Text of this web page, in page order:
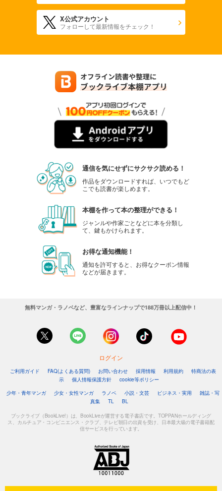
X公式アカウント
フォローして最新情報をチェック！
通信を気にせずにサクサク読める！
作品をダウンロードすれば、いつでもど
こでも読書が楽しめます。
本棚を作って本の整理ができる！
ジャンルや作家ごとなどに本を分類し
て、鍵もかけられます。
お得な通知機能！
通知を許可すると、お得なクーポン情報
などが届きます。
無料マンガ・ラノベなど、豊富なラインナップで188万冊以上配信中！
ログイン
ご利用ガイド FAQ(よくある質問) お問い合わせ 採用情報 利用規約
特商法の表
示
個人情報保護方針
cookie等ポリシー
少年・青年マンガ
少女・女性マンガ ラノベ 小説・文芸 ビジネス・実用
雑誌・写
真集
TL BL
ブックライブ（BookLive!）は、BookLiveが運営する電子書店です。TOPPANホールディング
ス、カルチュア・コンビニエンス・クラブ、テレビ朝日の出資を受け、日本最大級の電子書籍配
信サービスを行っています。